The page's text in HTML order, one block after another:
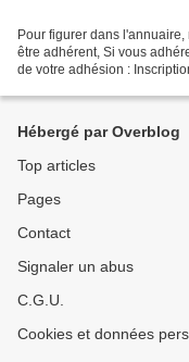
Pour figurer dans
être adhérent, Si vous
de votre adhésion :
Hébergé par Overblog
Top articles
Pages
Contact
Signaler un abus
C.G.U.
Cookies et données